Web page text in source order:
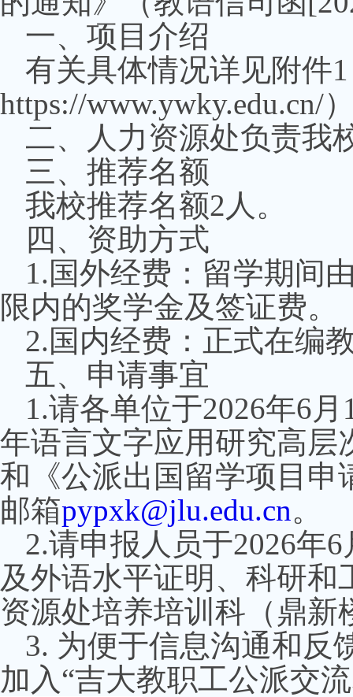
一、项目介绍
有关具体情况详见附件1
https://www.ywky.edu.cn/
二、人力资源处负责我
三、推荐名额
我校推荐名额2 人。
四、资助方式
1.国外经费：留学期间
限内的奖学金及签证费。
2.国内经费：正式在编
五、申请事宜
1.请各单位于2026年6 月
年语言文字应用研究高层
和《公派出国留学项目申
邮箱pypxk@jlu.edu.cn。
2.请申报人员于2026年6
及外语水平证明、科研
资源处培养培训科（鼎新
3. 为便于信息沟通和反
加入“吉大教职工公派交